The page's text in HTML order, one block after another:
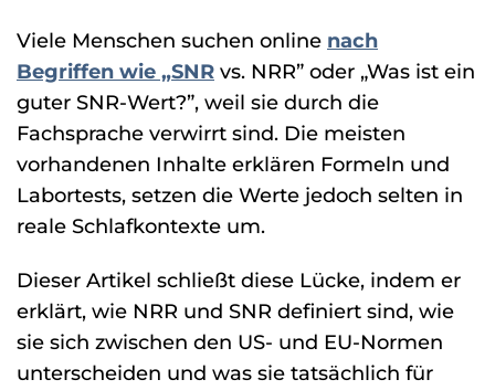
Viele Menschen suchen online nach
Begriffen wie „SNR vs. NRR” oder „Was ist ein
guter SNR-Wert?”, weil sie durch die
Fachsprache verwirrt sind. Die meisten
vorhandenen Inhalte erklären Formeln und
Labortests, setzen die Werte jedoch selten in
reale Schlafkontexte um.
Dieser Artikel schließt diese Lücke, indem er
erklärt, wie NRR und SNR definiert sind, wie
sie sich zwischen den US- und EU-Normen
unterscheiden und was sie tatsächlich für